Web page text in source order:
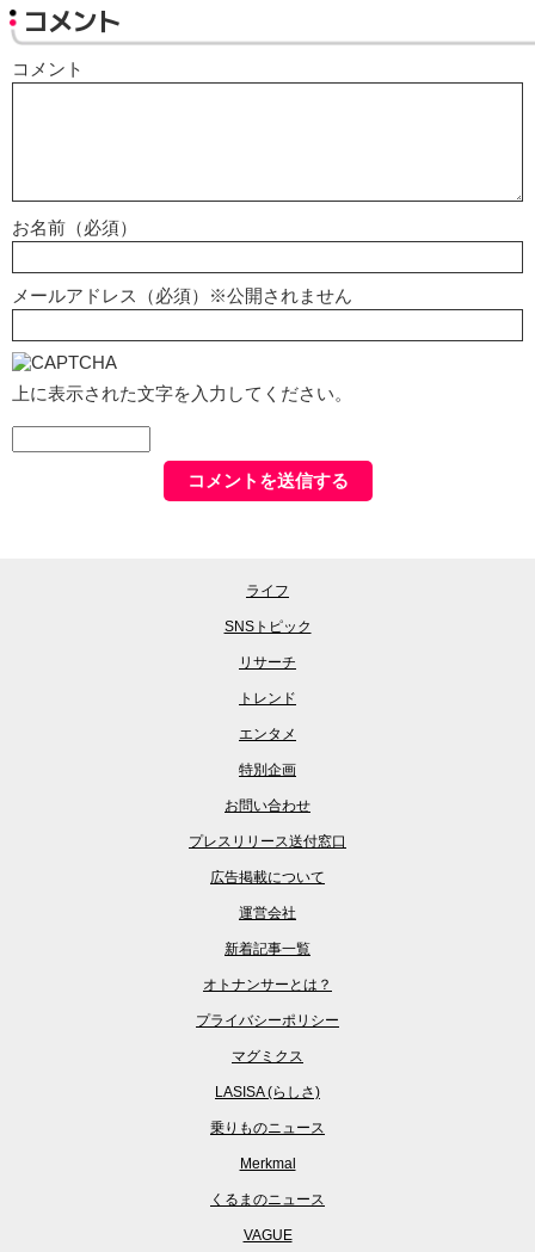
コメント
コメント
お名前（必須）
メールアドレス（必須）※公開されません
上に表示された文字を入力してください。
ライフ
SNSトピック
リサーチ
トレンド
エンタメ
特別企画
お問い合わせ
プレスリリース送付窓口
広告掲載について
運営会社
新着記事一覧
オトナンサーとは？
プライバシーポリシー
マグミクス
LASISA (らしさ)
乗りものニュース
Merkmal
くるまのニュース
VAGUE